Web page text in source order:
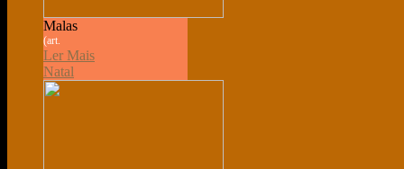
Malas
(art.
Ler Mais
Natal